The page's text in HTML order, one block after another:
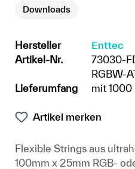
Downloads
Hersteller
Enttec
Artikel-Nr.
73030-
RGBW-
Lieferumfang
mit 1000
Artikel merken
Flexible Strings aus
100mm x 25mm RGB-